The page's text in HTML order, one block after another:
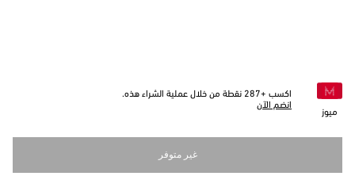
ميوز
اكسب +287 نقطة من خلال عملية الشراء هذه.
انضم الآن
غير متوفر